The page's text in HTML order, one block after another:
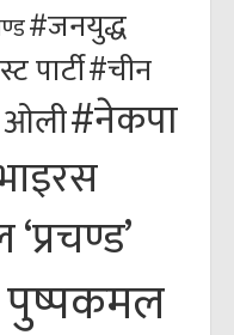
#जनयुद्ध
पार्टी#चीन
ओली#नेकपा
पुष्पकमल